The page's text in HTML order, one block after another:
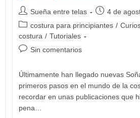
Autor
de
Sueña entre telas
Publicación
de
4 de
Categoría
de
la
costura para principiantes /
costura / Tutoriales
Comentarios
la
Sin comentarios
Últimamente han llegado nuevas
primeros pasos en el mundo de la
recordar en unas publicaciones que
pena…